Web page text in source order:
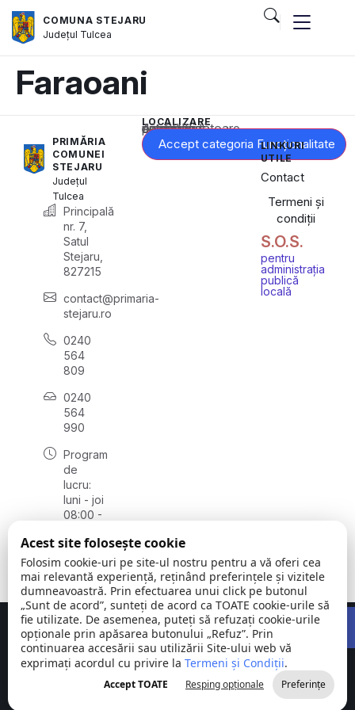
COMUNA STEJARU
Județul Tulcea
Faraoani
PRIMĂRIA
COMUNEI
STEJARU
Județul
Tulcea
Principală
nr. 7,
Satul
Stejaru,
827215
contact@primaria-
stejaru.ro
0240
564
809
0240
564
990
Program
de
lucru:
luni - joi
08:00 -
vineri
08:00 -
14:00
LOCALIZARE
Acest conținut este blocat până când acceptați categoria corespunzătoare de cookie-uri.
Accept categoria Funcționalitate
LINKURI
UTILE
Contact
Termeni și
condiții
S.O.S.
pentru
administrația
publică
locală
Comuna
Stejaru |
județul Tulcea
©
2026
Toate
drepturile
rezervate
Concept realizat deBig Media Relații Publice SRL
Acest site folosește cookie
Folosim cookie-uri pe site-ul nostru pentru a vă oferi cea
mai relevantă experiență, reținând preferințele și vizitele
dumneavoastră. Prin efectuarea unui click pe butonul
„Sunt de acord”, sunteți de acord ca TOATE cookie-urile să
fie utilizate. De asemenea, puteți să refuzați cookie-urile
opționale prin apăsarea butonului „Refuz”. Prin
continuarea accesării sau utilizării Site-ului web vă
exprimați acordul cu privire la Termeni și Condiții.
Accept TOATE Resping opționale Preferințe